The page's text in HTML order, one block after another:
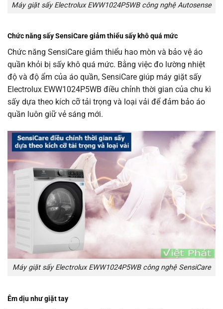
Máy giặt sấy Electrolux EWW1024P5WB công nghệ Autosense
Chức năng sấy SensiCare giảm thiểu sấy khô quá mức
Chức năng SensiCare giảm thiểu hao mòn và bảo vệ áo
quần khỏi bị sấy khô quá mức. Bằng việc đo lường nhiệt
độ và độ ẩm của áo quần, SensiCare giúp máy giặt sấy
Electrolux EWW1024P5WB điều chỉnh thời gian của chu kì
sấy dựa theo kích cỡ tải trọng và loại vải để đảm bảo áo
quần luôn giữ vẻ sáng mới.
Máy giặt sấy Electrolux EWW1024P5WB công nghệ SensiCare
Êm dịu như giặt tay